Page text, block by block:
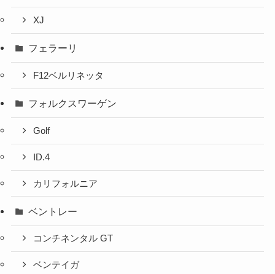
XJ
フェラーリ
F12ベルリネッタ
フォルクスワーゲン
Golf
ID.4
カリフォルニア
ベントレー
コンチネンタル GT
ベンテイガ